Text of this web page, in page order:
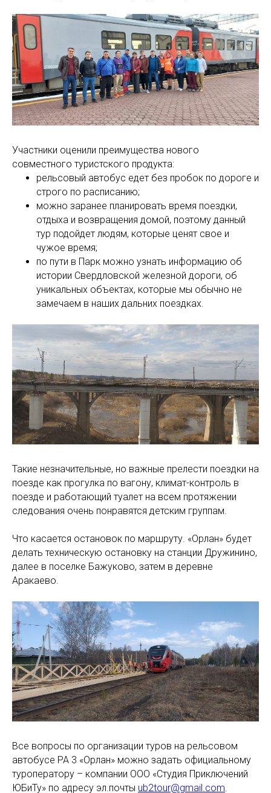
Участники оценили преимущества нового
совместного туристского продукта:
рельсовый автобус едет без пробок по дороге и
строго по расписанию;
можно заранее планировать время поездки,
отдыха и возвращения домой, поэтому данный
тур подойдет людям, которые ценят свое и
чужое время;
по пути в Парк можно узнать информацию об
истории Свердловской железной дороги, об
уникальных объектах, которые мы обычно не
замечаем в наших дальних поездках.
Такие незначительные, но важные прелести поездки на
поезде как прогулка по вагону, климат-контроль в
поезде и работающий туалет на всем протяжении
следования очень понравятся детским группам.
Что касается остановок по маршруту. «Орлан» будет
делать техническую остановку на станции Дружинино,
далее в поселке Бажуково, затем в деревне
Аракаево.
Все вопросы по организации туров на рельсовом
автобусе РА 3 «Орлан» можно задать официальному
туроператору – компании ООО «Студия Приключений
ЮБиТу» по адресу эл.почты ub2tour@gmail.com.